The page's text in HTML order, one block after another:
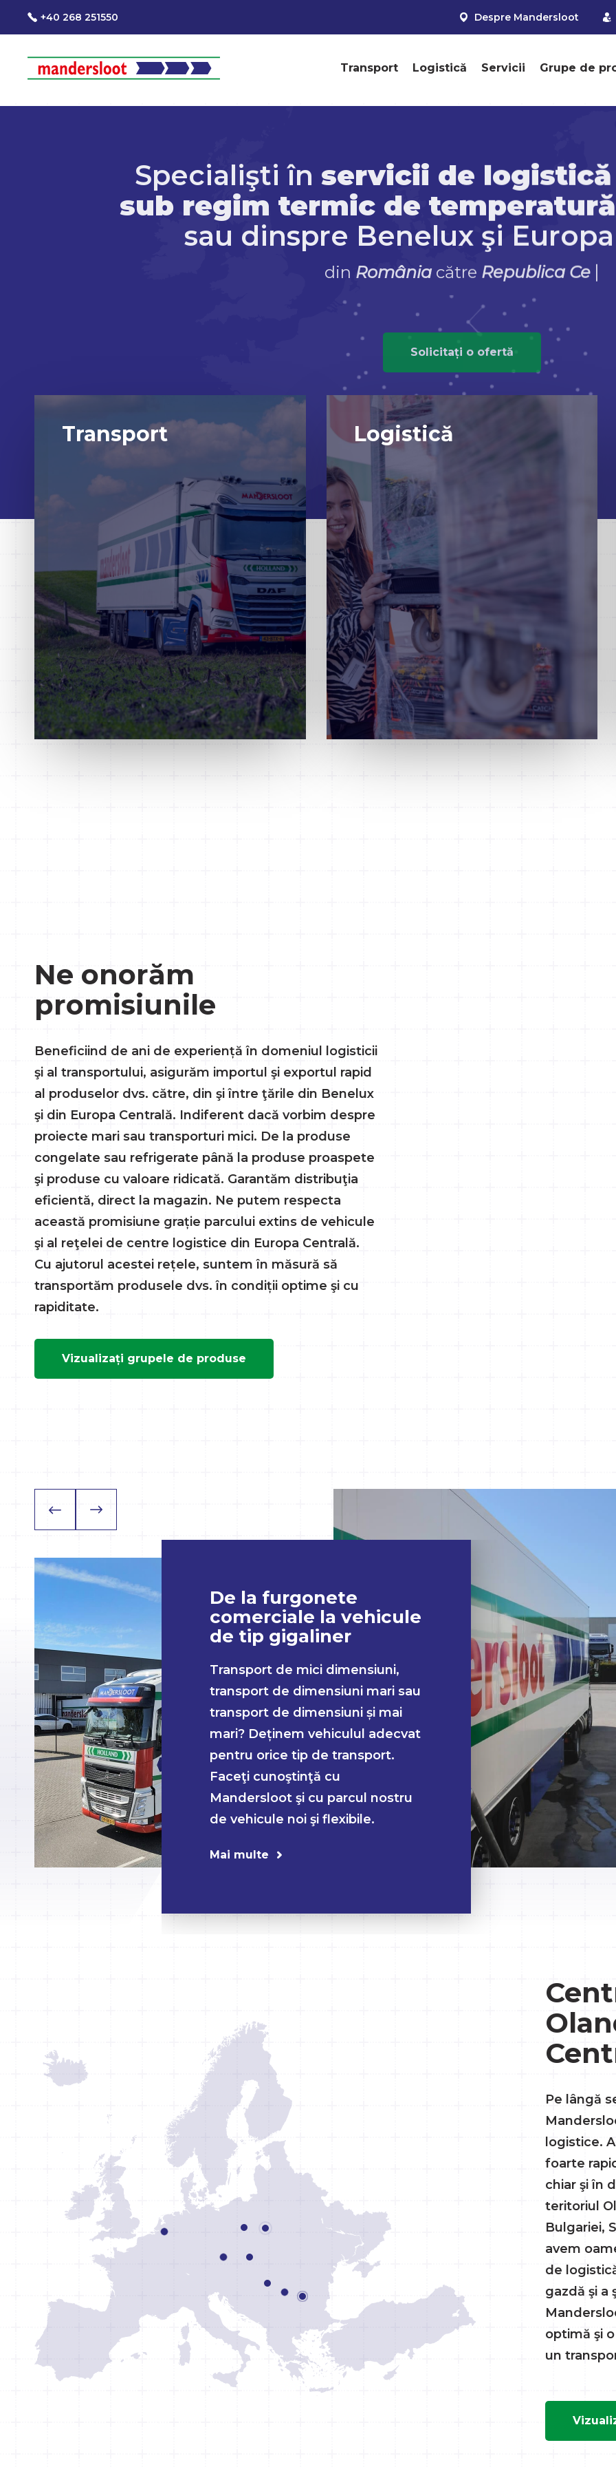
+40 268 251550 Despre Mandersloot
Transport Logistică Servicii Grupe de
Specialişti în servicii de logistică
sub regim termic de temperatură
sau dinspre Benelux şi
dinB |
Transport Logistică
Ne onorăm
promisiunile
Beneficiind de ani de experiență în domeniul logisticii
şi al transportului, asigurăm importul şi exportul rapid
al produselor dvs. către, din şi între ţările din Benelux
şi din Europa Centrală. Indiferent dacă vorbim despre
proiecte mari sau transporturi mici. De la produse
congelate sau refrigerate până la produse proaspete
şi produse cu valoare ridicată. Garantăm distribuţia
eficientă, direct la magazin. Ne putem respecta
această promisiune grație parcului extins de vehicule
şi al reţelei de centre logistice din Europa Centrală.
Cu ajutorul acestei rețele, suntem în măsură să
transportăm produsele dvs. în condiții optime şi cu
rapiditate.
Vizualizați grupele de produse
De la furgonete
comerciale la vehicule
de tip gigaliner
Transport de mici dimensiuni,
transport de dimensiuni mari sau
transport de dimensiuni și mai
mari? Deținem vehiculul adecvat
pentru orice tip de transport.
Faceţi cunoştinţă cu
Mandersloot şi cu parcul nostru
de vehicule noi şi flexibile.
Mai multe
sales@mandersloot.eu
salescz@mandersloot.eu
salesro@mandersloot.eu
salespl@mandersloot.eu
saleshu@mandersloot.eu
salespl@mandersloot.eu
salespl@mandersloot.eu
salesro@mandersloot.eu
Pe lângă
logistice.
foarte
chiar şi în
teritoriul
Bulgariei,
avem
de
gazdă şi a
optimă şi
un